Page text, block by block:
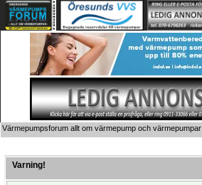
Värmepumpsforum allt om värmepump och värmepumpar
Varning!